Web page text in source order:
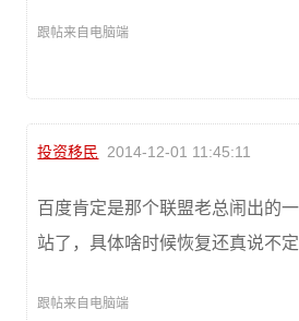
跟帖来自电脑端
投资移民 2014-12-01 11:45:11
百度肯定是那个联盟老总闹出的
站了，具体啥时候恢复还真说不定
跟帖来自电脑端